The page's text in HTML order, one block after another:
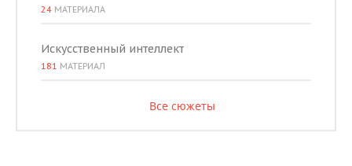
24 МАТЕРИАЛА
Искусственный интеллект
181 МАТЕРИАЛ
Все сюжеты